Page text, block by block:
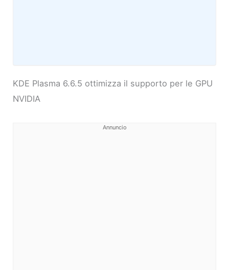
KDE Plasma 6.6.5 ottimizza il supporto per le GPU
NVIDIA
Annuncio